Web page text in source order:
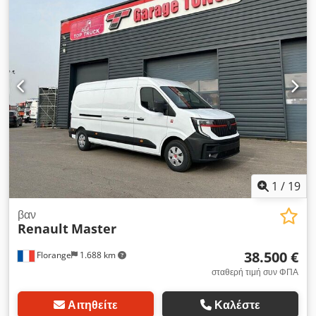
υπολογιστής επί του οχήματος, • Κάμερα οπισθοπορείας •
Γάντζος ρυμούλκησης • Οπίσθιοι αισθητήρες παρκαρίσματος •
Φώτα LED • Πλαϊνή πόρτα Dcodpfx Asyzunrsldsk • Οθόνη
πολυμέσων • CARPLAY & Android auto • Αυτόματα φώτα και
υαλοκαθαριστήρες • Πολυλειτουργικό τιμόνι • Προβολείς
ομίχλης • Κλιματισμός • Σύστημα προειδοποίησης αλλαγής
λωρίδας • Αναγνώριση πινακίδων κυκλοφορίας • Ρεζέρβα
1 / 19
Florange 1.688 km
βαν
Renault Master
38.500 €
σταθερή τιμή συν ΦΠΑ
Αιτηθείτε Καλέστε